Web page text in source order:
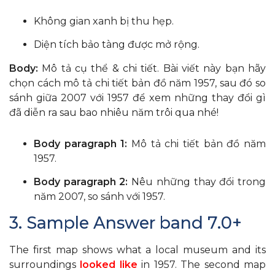
Không gian xanh bị thu hẹp.
Diện tích bảo tàng được mở rộng.
Body: Mô tả cụ thể & chi tiết. Bài viết này bạn hãy
chọn cách mô tả chi tiết bản đồ năm 1957, sau đó so
sánh giữa 2007 với 1957 để xem những thay đổi gì
đã diễn ra sau bao nhiêu năm trôi qua nhé!
Body paragraph 1: Mô tả chi tiết bản đồ năm
1957.
Body paragraph 2: Nêu những thay đổi trong
năm 2007, so sánh với 1957.
3. Sample Answer band 7.0+
The first map shows what a local museum and its
surroundings looked like in 1957. The second map